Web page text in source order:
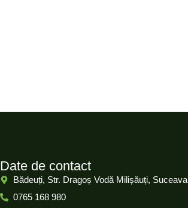
Date de contact
Bădeuți, Str. Dragoș Vodă Milișăuți, Suceava
0765 168 980